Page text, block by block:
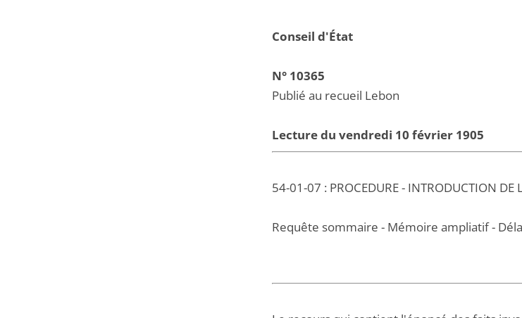
Conseil d'État
N° 10365
Publié au recueil Lebon
Lecture du vendredi 10 février 1905
54-01-07 : PROCEDURE - INTRODUCTION DE
Requête sommaire - Mémoire ampliatif -